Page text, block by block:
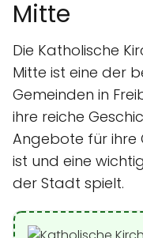
Mitte
Die Katholische
Mitte ist eine der
Gemeinden in
ihre reiche
Angebote für ihre
ist und eine
der Stadt spielt.